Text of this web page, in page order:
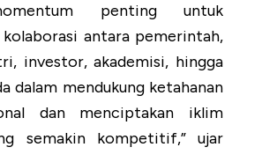
penting untuk
antara pemerintah,
investor, akademisi, hingga
dalam mendukung ketahanan
dan menciptakan iklim
semakin kompetitif,” ujar